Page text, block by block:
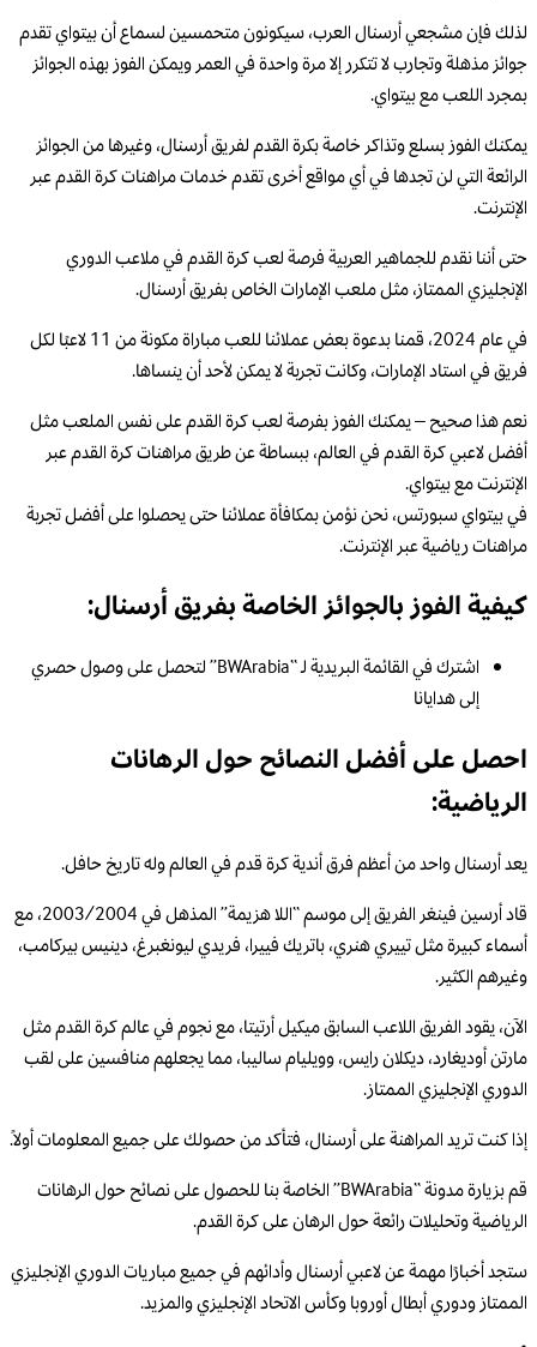
لذلك فإن مشجعي أرسنال العرب، سيكونون متحمسين لسماع أن بيتواي تقدم
جوائز مذهلة وتجارب لا تتكرر إلا مرة واحدة في العمر ويمكن الفوز بهذه الجوائز
بمجرد اللعب مع بيتواي.
يمكنك الفوز بسلع وتذاكر خاصة بكرة القدم لفريق أرسنال، وغيرها من الجوائز
الرائعة التي لن تجدها في أي مواقع أخرى تقدم خدمات مراهنات كرة القدم عبر
الإنترنت.
حتى أننا نقدم للجماهير العربية فرصة لعب كرة القدم في ملاعب الدوري
الإنجليزي الممتاز، مثل ملعب الإمارات الخاص بفريق أرسنال.
في عام 2024، قمنا بدعوة بعض عملائنا للعب مباراة مكونة من 11 لاعبًا لكل
فريق في استاد الإمارات، وكانت تجربة لا يمكن لأحد أن ينساها.
نعم هذا صحيح – يمكنك الفوز بفرصة لعب كرة القدم على نفس الملعب مثل
أفضل لاعبي كرة القدم في العالم، ببساطة عن طريق مراهنات كرة القدم عبر
الإنترنت مع بيتواي.
في بيتواي سبورتس، نحن نؤمن بمكافأة عملائنا حتى يحصلوا على أفضل تجربة
مراهنات رياضية عبر الإنترنت.
كيفية الفوز بالجوائز الخاصة بفريق أرسنال:
اشترك في القائمة البريدية لـ “BWArabia” لتحصل على وصول حصري
إلى هدايانا
احصل على أفضل النصائح حول الرهانات
الرياضية:
يعد أرسنال واحد من أعظم فرق أندية كرة قدم في العالم وله تاريخ حافل.
قاد أرسين فينغر الفريق إلى موسم “اللا هزيمة” المذهل في 2003/2004، مع
أسماء كبيرة مثل تييري هنري، باتريك فييرا، فريدي ليونغبرغ، دينيس بيركامب،
وغيرهم الكثير.
الآن، يقود الفريق اللاعب السابق ميكيل أرتيتا، مع نجوم في عالم كرة القدم مثل
مارتن أوديغارد، ديكلان رايس، وويليام ساليبا، مما يجعلهم منافسين على لقب
الدوري الإنجليزي الممتاز.
إذا كنت تريد المراهنة على أرسنال، فتأكد من حصولك على جميع المعلومات أولاً.
قم بزيارة مدونة “BWArabia” الخاصة بنا للحصول على نصائح حول الرهانات
الرياضية وتحليلات رائعة حول الرهان على كرة القدم.
ستجد أخبارًا مهمة عن لاعبي أرسنال وأدائهم في جميع مباريات الدوري الإنجليزي
الممتاز ودوري أبطال أوروبا وكأس الاتحاد الإنجليزي والمزيد.